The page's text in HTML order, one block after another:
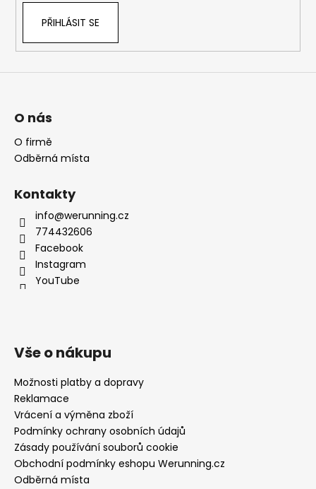
PŘIHLÁSIT SE
O nás
O firmě
Odběrná místa
Kontakty
info@werunning.cz
774432606
Facebook
Instagram
YouTube
Vše o nákupu
Možnosti platby a dopravy
Reklamace
Vrácení a výměna zboží
Podmínky ochrany osobních údajů
Zásady používání souborů cookie
Obchodní podmínky eshopu Werunning.cz
Odběrná místa